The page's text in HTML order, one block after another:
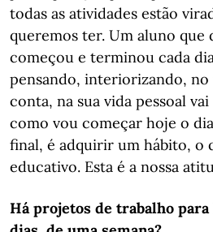
todas as atividades estão
queremos ter. Um aluno que
começou e terminou cada
pensando, interiorizando,
conta, na sua vida pessoal
como vou começar hoje o
final, é adquirir um hábito, o
educativo. Esta é a nossa
Há projetos de trabalho